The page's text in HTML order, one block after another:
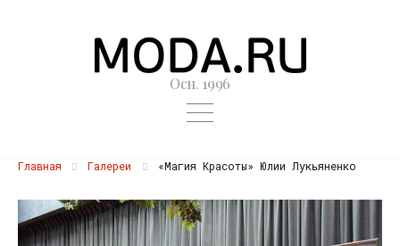
Осн. 1996
Главная Галереи «Магия Красоты» Юлии Лукьяненко